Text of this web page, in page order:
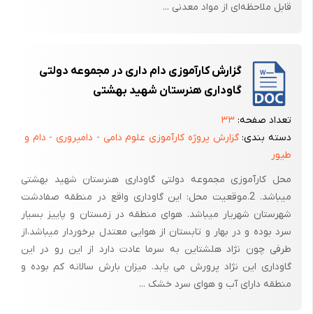
از دیگر افزودنیهایی که درتهیه همبرگر ممکن است استفاده شود میتوان به
آرد سوخاری آرد گلوتن اشاره نمود این مواد به دلیل افزایش قدرت جذب آب
باعث کاهش قیمت تمام شده محصول گردند.
این ماده از مواد عمل آورنده فرآورده های گوشتی محسوب می شود که
دراستخراج پروتئین های میوفیبریلی گوشت به عنوان یک امولسیفایراست
درخمیر فرآورده های گوشتی نقش دارد بنابراین هرچقدر نمک بیشتر باشد
پروتئین های میوفیبریلی بیشتری ازگوشت استخراج می شود ولی درصنعت
اینکار به دو دلیل با مشکل مواجه است :
باعث شورشدن محصول می شود
قابل ملاحظه‌ای از مواد معدنی ...
گزارش کارآموزی دام داری در مجموعه دولتی
گاوداری هنرستان شهید بهشتی
تعداد صفحه: ۳۳
دسته بندی:گزارش پروژه کارآموزی علوم دامی - دامپروری - دام و
طیور
محل کارآموزی مجموعه دولتی گاوداری هنرستان شهید بهشتی
میباشد. 2.موقعیت محل: این گاوداری واقع در منطقه صفادشت
شهرستان شهریار میباشد. هوای منطقه در زمستان و پاییز بسیار
سرد بوده و در بهار و تابستان از هوایی معتدل برخوردار میباشد،‌از
طرفی چون نژاد هلشتاین به سرما عادت دارد از این رو در این
گاوداری این نژاد پرورش می یابد. میزان بارش سالانه کم بوده و
منطقه دارای آب و هوای سرد خشک ...